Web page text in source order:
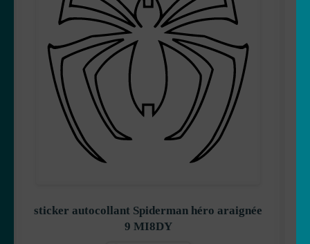
sticker autocollant Spiderman héro araignée
9 MI8DY